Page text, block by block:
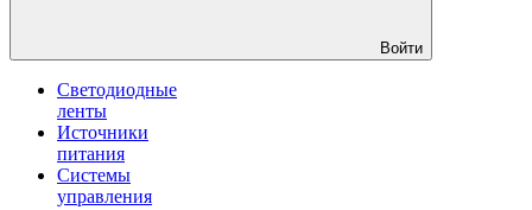
Войти
Светодиодные
ленты
Источники
питания
Системы
управления